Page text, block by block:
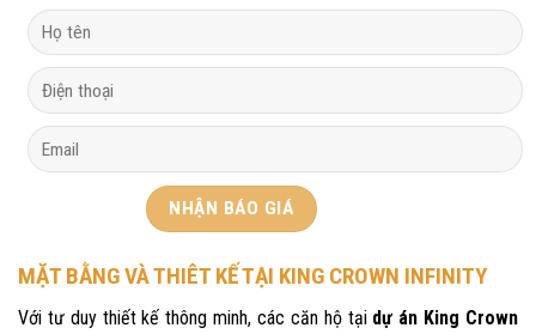
MẶT BẰNG VÀ THIÊT KẾ TẠI KING CROWN INFINITY
Với tư duy thiết kế thông minh, các căn hộ tại dự án King Crown